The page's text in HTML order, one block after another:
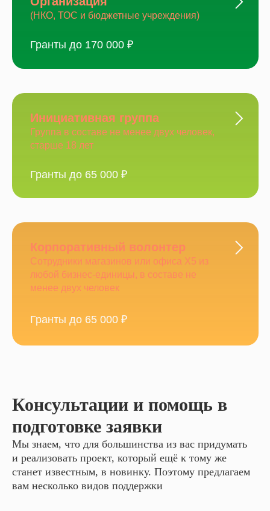
(НКО, ТОС и бюджетные учреждения)
Гранты до 170 000 ₽
Инициативная группа
Группа в составе не менее двух человек,
старше 18 лет
Гранты до 65 000 ₽
Корпоративный волонтер
Сотрудники магазинов или офиса Х5 из
любой бизнес-единицы, в составе не
менее двух человек
Гранты до 65 000 ₽
Консультации и помощь в
подготовке заявки
Мы знаем, что для большинства из вас придумать
и реализовать проект, который ещё к тому же
станет известным, в новинку. Поэтому предлагаем
вам несколько видов поддержки